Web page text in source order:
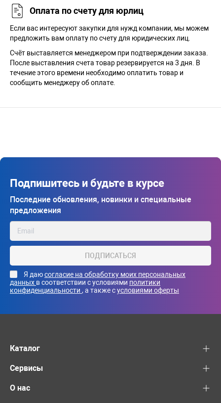
Оплата по счету для юрлиц
Если вас интересуют закупки для нужд компании, мы можем
предложить вам оплату по счету для юридических лиц.
Счёт выставляется менеджером при подтверждении заказа.
После выставления счета товар резервируется на 3 дня. В
течение этого времени необходимо оплатить товар и
сообщить менеджеру об оплате.
Подпишитесь и будьте в курсе
Последние обновления, новинки и специальные
предложения
ПОДПИСАТЬСЯ
Я даюсогласие на обработку моих персональных
данных в соответствии с условиями политики
конфиденциальности , а также сусловиями оферты
Каталог
Сервисы
О нас